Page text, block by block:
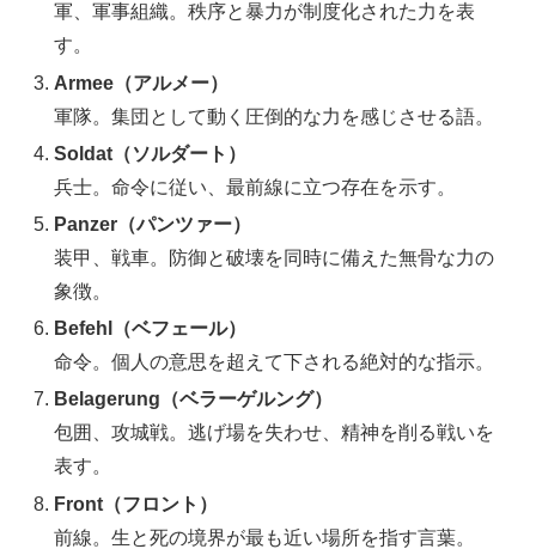
軍、軍事組織。秩序と暴力が制度化された力を表
す。
Armee（アルメー）
軍隊。集団として動く圧倒的な力を感じさせる語。
Soldat（ソルダート）
兵士。命令に従い、最前線に立つ存在を示す。
Panzer（パンツァー）
装甲、戦車。防御と破壊を同時に備えた無骨な力の
象徴。
Befehl（ベフェール）
命令。個人の意思を超えて下される絶対的な指示。
Belagerung（ベラーゲルング）
包囲、攻城戦。逃げ場を失わせ、精神を削る戦いを
表す。
Front（フロント）
前線。生と死の境界が最も近い場所を指す言葉。